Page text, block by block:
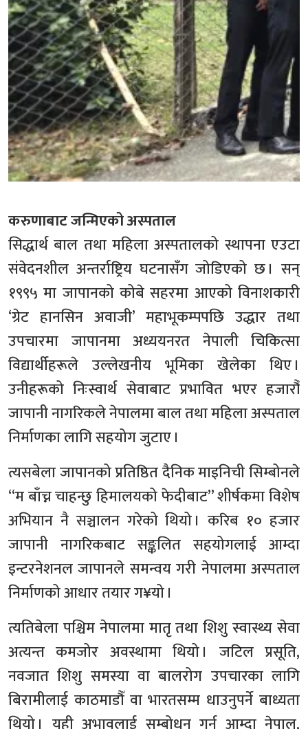
करुणाबाट जन्मिएको अस्पताल
सिद्धार्थ बाल तथा महिला अस्पतालको स्थापना एउटा
संवेदनशील अन्तर्राष्ट्रिय घटनासँग जोडिएको छ । सन्
१९९५ मा जापानको कोबे सहरमा आएको विनाशकारी
‘ग्रेट हानसिन अवाजी’ महाभूकम्पपछि उद्धार तथा
उपचारमा जापानमा अध्ययनरत नेपाली चिकित्सा
विद्यार्थीहरूले उल्लेखनीय भूमिका खेलेका थिए ।
उनीहरूको निःस्वार्थ सेवाबाट प्रभावित भएर हजारौँ
जापानी नागरिकले नेपालमा बाल तथा महिला अस्पताल
निर्माणका लागि सहयोग जुटाए ।
त्यसबेला जापानको प्रतिष्ठित दैनिक माइनिची सिम्बोनले
“म बाँच्न चाहन्छु हिमालयको फेदीबाट” शीर्षकमा विशेष
अभियान नै सञ्चालन गरेको थियो । करिब १० हजार
जापानी नागरिकबाट सङ्कलित सहयोगलाई आम्दा
इन्टरनेशनल जापानले समन्वय गरी नेपालमा अस्पताल
निर्माणको आधार तयार ग¥यो ।
त्यतिबेला पश्चिम नेपालमा मातृ तथा शिशु स्वास्थ्य सेवा
अत्यन्त कमजोर अवस्थामा थियो । जटिल प्रसूति,
नवजात शिशु समस्या वा बालरोग उपचारका लागि
बिरामीलाई काठमाडौँ वा भारतसम्म धाउनुपर्ने बाध्यता